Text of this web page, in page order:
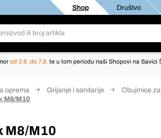
Shop Društvo
od 3.8. do 7.8. te u tom periodu naši Shopovi na Savici
oprema Grijanje i sanitarije Obujmice
M8/M10
M8/M10